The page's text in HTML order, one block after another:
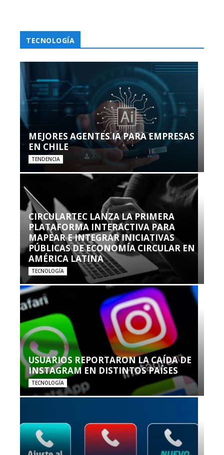
TECNOLOGÍA
MEJORES AGENTES IA PARA EMPRESAS
EN CHILE
TENDENCIA
CIRCULARTEC LANZA LA PRIMERA
PLATAFORMA INTERACTIVA PARA
MAPEAR E INTEGRAR INICIATIVAS
PÚBLICAS DE ECONOMÍA CIRCULAR EN
AMÉRICA LATINA
TECNOLOGÍA
USUARIOS REPORTARON LA CAÍDA DE
INSTAGRAM EN DISTINTOS PAÍSES
TECNOLOGÍA